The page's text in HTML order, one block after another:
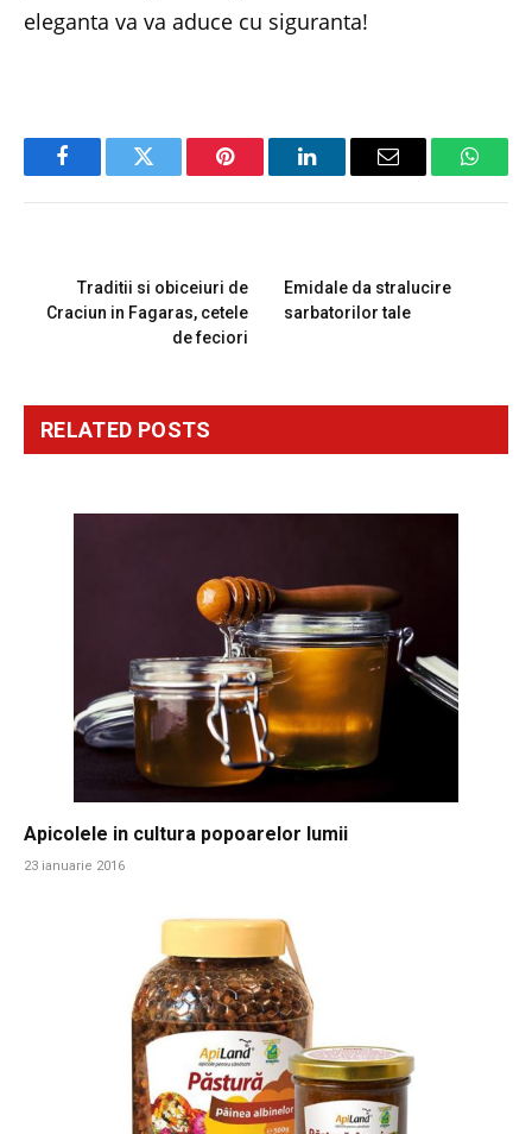
eleganta va va aduce cu siguranta!
FacebookTwitter Pinterest LinkedInEmail
Traditii si obiceiuri de
Craciun in Fagaras, cetele
de feciori
Emidale da stralucire
sarbatorilor tale
RELATED POSTS
Apicolele in cultura popoarelor lumii
23 ianuarie 2016